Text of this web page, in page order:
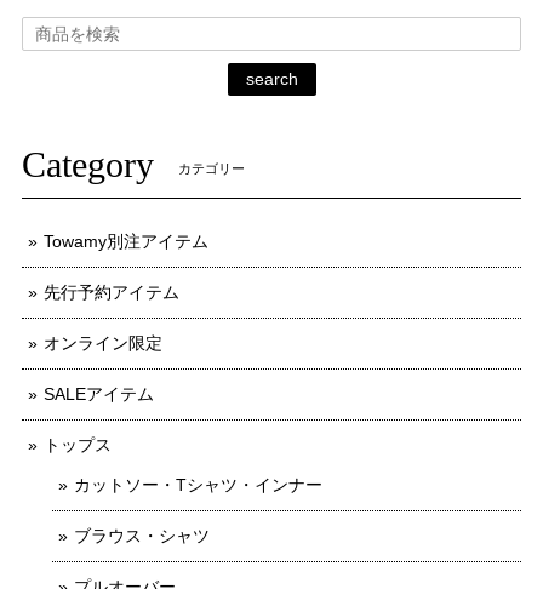
search
Category カテゴリー
Towamy別注アイテム
先行予約アイテム
オンライン限定
SALEアイテム
トップス
カットソー・Tシャツ・インナー
ブラウス・シャツ